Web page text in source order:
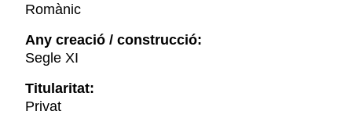
Romànic
Any creació / construcció:
Segle XI
Titularitat:
Privat